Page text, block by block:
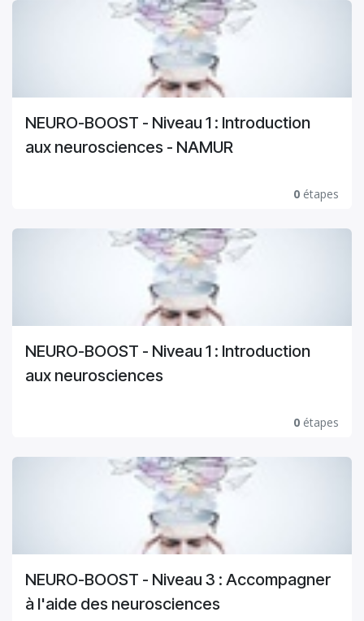
NEURO-BOOST - Niveau 1 : Introduction
aux neurosciences - NAMUR
0 étapes
NEURO-BOOST - Niveau 1 : Introduction
aux neurosciences
0 étapes
NEURO-BOOST - Niveau 3 : Accompagner
à l'aide des neurosciences